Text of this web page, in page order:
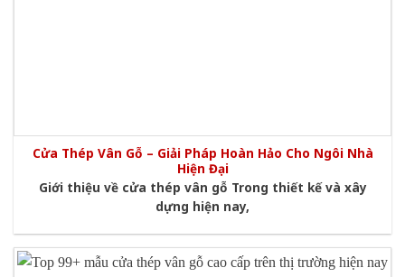
Cửa Thép Vân Gỗ – Giải Pháp Hoàn Hảo Cho Ngôi Nhà
Hiện Đại
Giới thiệu về cửa thép vân gỗ Trong thiết kế và xây
dựng hiện nay,